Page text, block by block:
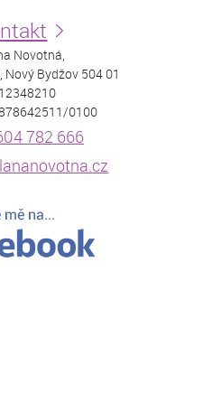
Novotná,
Nový Bydžov 504 01
0100
782 666